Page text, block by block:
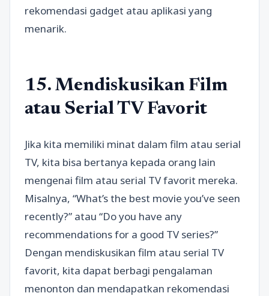
rekomendasi gadget atau aplikasi yang
menarik.
15. Mendiskusikan Film
atau Serial TV Favorit
Jika kita memiliki minat dalam film atau serial
TV, kita bisa bertanya kepada orang lain
mengenai film atau serial TV favorit mereka.
Misalnya, “What’s the best movie you’ve seen
recently?” atau “Do you have any
recommendations for a good TV series?”
Dengan mendiskusikan film atau serial TV
favorit, kita dapat berbagi pengalaman
menonton dan mendapatkan rekomendasi